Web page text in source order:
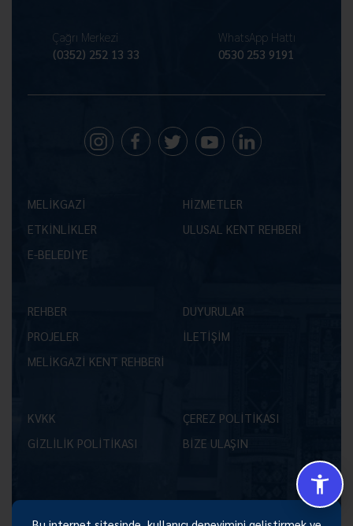
Çağrı Merkezi
(0352) 252 13 33
WhatsApp Hattı
0530 253 9191
MELİKGAZİ
HİZMETLER
ETKİNLİKLER
ULUSAL KENT REHBERİ
E-BELEDİYE
REHBER
DUYURULAR
PROJELER
İLETİŞİM
MELİKGAZİ KENT REHBERİ
KVKK
ÇEREZ POLİTİKASI
GİZLİLİK POLİTİKASI
BİZE ULAŞIN